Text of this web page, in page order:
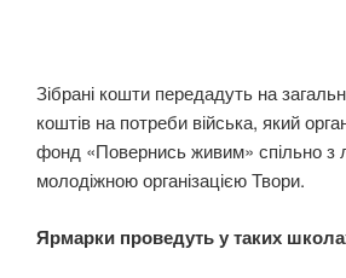
Зібрані кошти передадуть на
коштів на потреби війська, який
фонд «Повернись живим» спільно з
молодіжною організацією Твори.
Ярмарки проведуть у таких